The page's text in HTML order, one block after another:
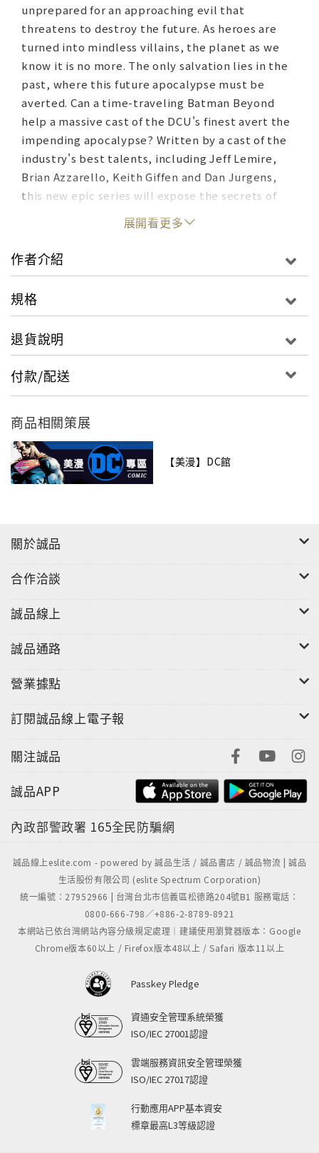
unprepared for an approaching evil that
threatens to destroy the future. As heroes are
turned into mindless villains, the planet as we
know it is no more. The only salvation lies in the
past, where this future apocalypse must be
averted. Can a time-traveling Batman Beyond
help a massive cast of the DCU's finest avert the
impending apocalypse? Written by a cast of the
industry's best talents, including Jeff Lemire,
Brian Azzarello, Keith Giffen and Dan Jurgens,
this new epic series will expose the secrets of
the New 52 universe!Collects issues #0-17.
展開看更多
作者介紹
規格
退貨說明
付款/配送
商品相關策展
【美漫】DC館
關於誠品
合作洽談
誠品線上
誠品通路
營業據點
訂閱誠品線上電子報
關注誠品
誠品APP
內政部警政署 165全民防騙網
誠品線上eslite.com - powered by 誠品生活 / 誠品書店 / 誠品物流 | 誠品
生活股份有限公司 (eslite Spectrum Corporation)
統一編號：27952966 | 台灣台北市信義區松德路204號B1 服務電話：
0800-666-798／+886-2-8789-8921
本網站已依台灣網站內容分級規定處理｜建議使用瀏覽器版本：Google
Chrome版本60以上 / Firefox版本48以上 / Safari 版本11以上
Passkey Pledge
資通安全管理系統榮獲
ISO/IEC 27001認證
雲端服務資訊安全管理榮獲
ISO/IEC 27017認證
行動應用APP基本資安
標章最高L3等級認證